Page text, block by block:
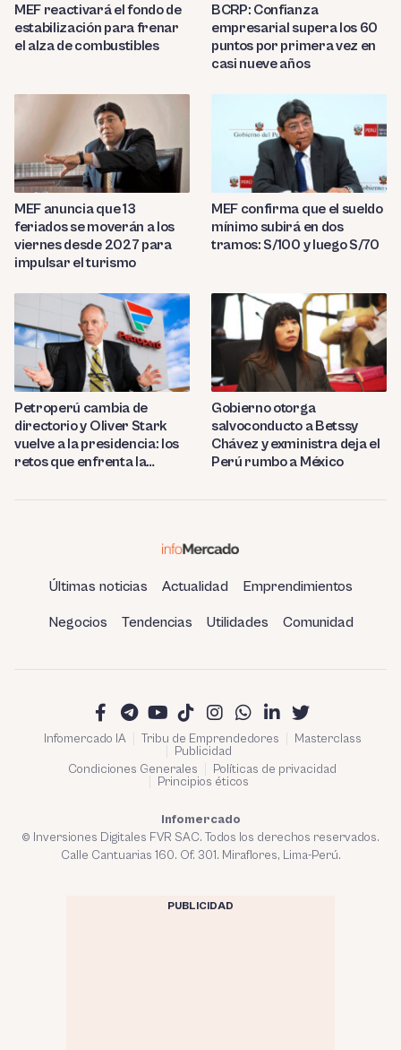
MEF reactivará el fondo de
estabilización para frenar
el alza de combustibles
BCRP: Confianza
empresarial supera los 60
puntos por primera vez en
casi nueve años
MEF anuncia que 13
feriados se moverán a los
viernes desde 2027 para
impulsar el turismo
MEF confirma que el sueldo
mínimo subirá en dos
tramos: S/100 y luego S/70
Petroperú cambia de
directorio y Oliver Stark
vuelve a la presidencia: los
retos que enfrenta la
Gobierno otorga
salvoconducto a Betssy
Chávez y exministra deja el
Perú rumbo a México
Últimas noticias Actualidad Emprendimientos
Negocios Tendencias Utilidades Comunidad
Infomercado IA Tribu de Emprendedores
Masterclass
Publicidad
Condiciones Generales
Políticas de privacidad
Principios éticos
Infomercado
© Inversiones Digitales FVR SAC. Todos los derechos reservados.
Calle Cantuarias 160. Of. 301. Miraflores, Lima-Perú.
PUBLICIDAD